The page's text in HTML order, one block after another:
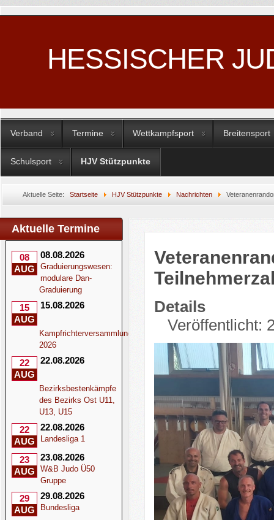
HESSISCHER
Verband Termine Wettkampfsport Breitensport
Schulsport HJV Stützpunkte
Aktuelle Seite: Startseite HJV Stützpunkte Nachrichten
Aktuelle Termine
08
AUG
08.08.2026
Graduierungswesen:
modulare Dan-
Graduierung
15
AUG
15.08.2026
Kampfrichterversammlung
2026
22
AUG
22.08.2026
Bezirksbestenkämpfe
des Bezirks Ost U11,
U13, U15
22
AUG
22.08.2026
Landesliga 1
23
AUG
23.08.2026
W&B Judo Ü50
Gruppe
29
AUG
29.08.2026
Bundesliga
Details
Veröffentlicht: